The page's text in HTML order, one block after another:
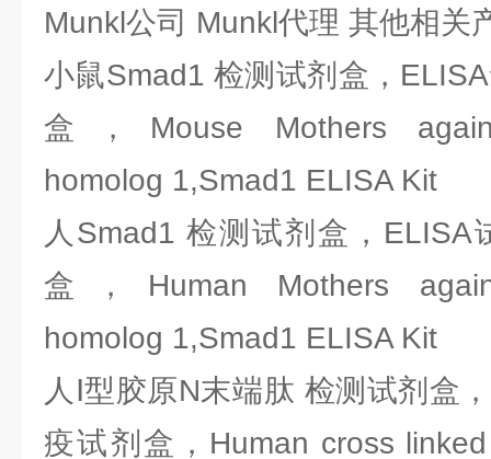
Munkl公司 Munkl代理 其他相关
小鼠Smad1 检测试剂盒，
盒，Mouse Mothers
homolog 1,Smad1 ELISA Kit
人Smad1 检测试剂盒，
盒，Human Mothers
homolog 1,Smad1 ELISA Kit
人Ⅰ型胶原N末端肽 检测试剂盒
疫试剂盒，Human cross